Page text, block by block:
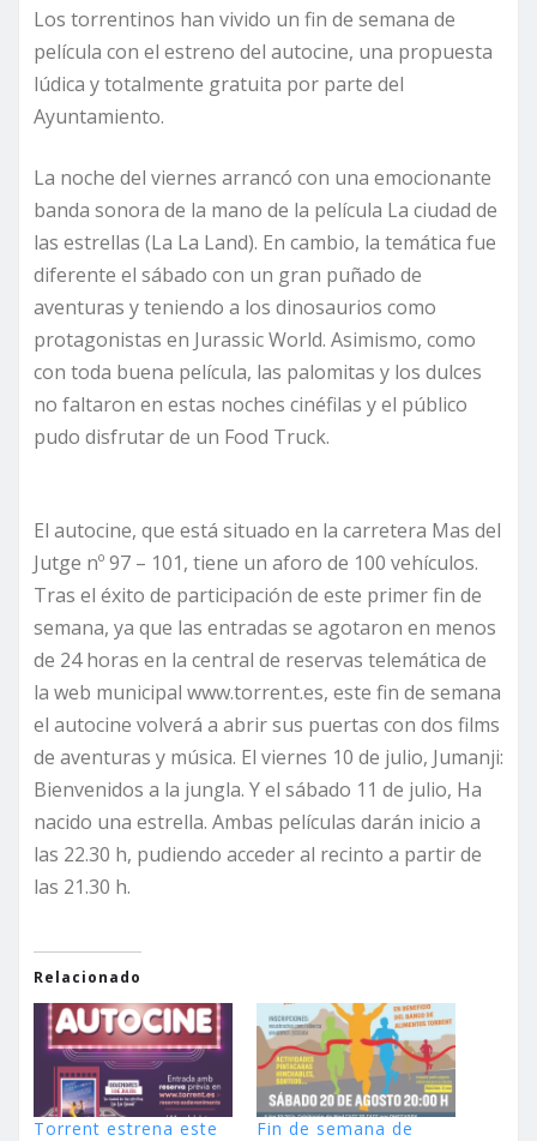
Los torrentinos han vivido un fin de semana de
película con el estreno del autocine, una propuesta
lúdica y totalmente gratuita por parte del
Ayuntamiento.
La noche del viernes arrancó con una emocionante
banda sonora de la mano de la película La ciudad de
las estrellas (La La Land). En cambio, la temática fue
diferente el sábado con un gran puñado de
aventuras y teniendo a los dinosaurios como
protagonistas en Jurassic World. Asimismo, como
con toda buena película, las palomitas y los dulces
no faltaron en estas noches cinéfilas y el público
pudo disfrutar de un Food Truck.
El autocine, que está situado en la carretera Mas del
Jutge nº 97 – 101, tiene un aforo de 100 vehículos.
Tras el éxito de participación de este primer fin de
semana, ya que las entradas se agotaron en menos
de 24 horas en la central de reservas telemática de
la web municipal www.torrent.es, este fin de semana
el autocine volverá a abrir sus puertas con dos films
de aventuras y música. El viernes 10 de julio, Jumanji:
Bienvenidos a la jungla. Y el sábado 11 de julio, Ha
nacido una estrella. Ambas películas darán inicio a
las 22.30 h, pudiendo acceder al recinto a partir de
las 21.30 h.
Relacionado
Torrent estrena este
Fin de semana de